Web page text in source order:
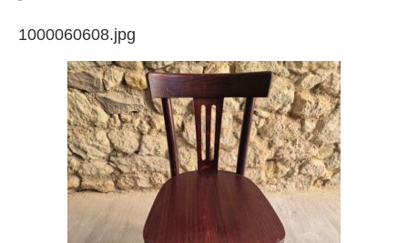
1000060608.jpg